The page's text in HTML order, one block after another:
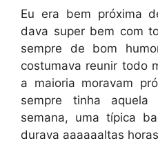
Eu era bem próxima
dava super bem com
sempre de bom
costumava reunir todo
a maioria moravam
sempre tinha
semana, uma típica
durava aaaaaaltas